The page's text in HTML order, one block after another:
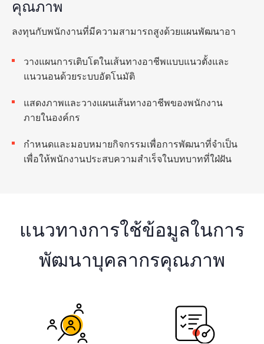
คุณภาพ
ลงทุนกับพนักงานที่มีความสามารถสูงด้วยแผนพัฒนาอา
วางแผนการเติบโตในเส้นทางอาชีพแบบแนวตั้งและ
แนวนอนด้วยระบบอัตโนมัติ
แสดงภาพและวางแผนเส้นทางอาชีพของพนักงาน
ภายในองค์กร
กำหนดและมอบหมายกิจกรรมเพื่อการพัฒนาที่จำเป็น
เพื่อให้พนักงานประสบความสำเร็จในบทบาทที่ใฝ่ฝัน
แนวทางการใช้ข้อมูลในการ
พัฒนาบุคลากรคุณภาพ